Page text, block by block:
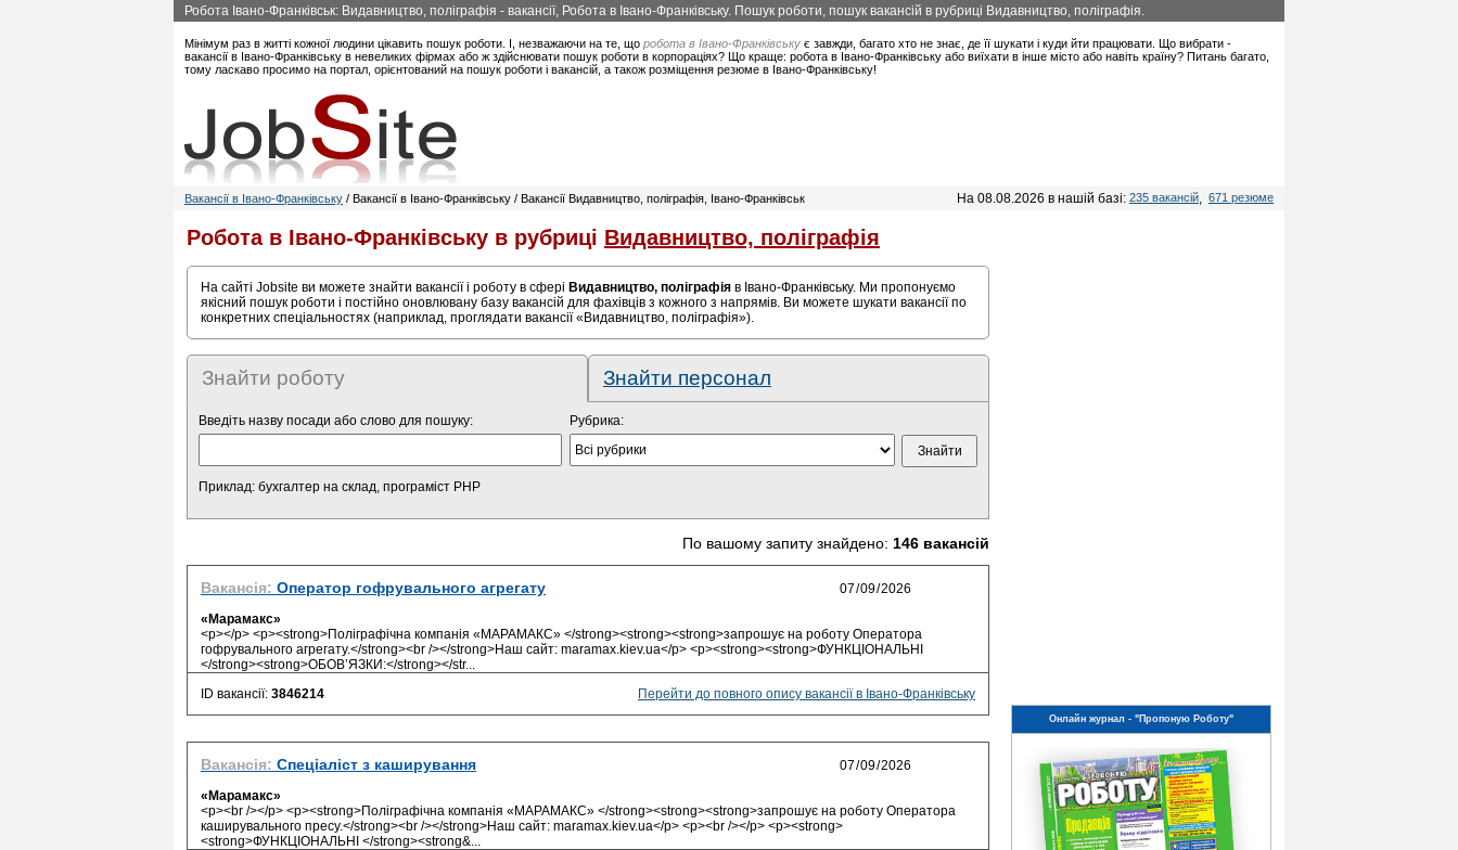
Робота Івано-Франківськ: Видавництво, поліграфія - вакансії, Робота в Івано-Франківську. Пошук роботи, пошук вакансій в рубриці Видавництво, поліграфія.
Мінімум раз в житті кожної людини цікавить пошук роботи. І, незважаючи на те, що робота в Івано-Франківську є завжди, багато хто не знає, де її шукати і куди йти працювати. Що вибрати -
вакансії в Івано-Франківську в невеликих фірмах або ж здійснювати пошук роботи в корпораціях? Що краще: робота в Івано-Франківську або виїхати в інше місто або навіть країну? Питань багато,
тому ласкаво просимо на портал, орієнтований на пошук роботи і вакансій, а також розміщення резюме в Івано-Франківську!
Вакансії в Івано-Франківську / Вакансії в Івано-Франківську / Вакансії Видавництво, поліграфія, Івано-Франківськ На 08.08.2026 в нашій базі: 235 вакансій, 671 резюме
Робота в Івано-Франківську в рубриці Видавництво, поліграфія
На сайті Jobsite ви можете знайти вакансії і роботу в сфері Видавництво, поліграфія в Івано-Франківську. Ми пропонуємо
якісний пошук роботи і постійно оновлювану базу вакансій для фахівців з кожного з напрямів. Ви можете шукати вакансії по
конкретних спеціальностях (наприклад, проглядати вакансії «Видавництво, поліграфія»).
Знайти роботу Знайти персонал
Введіть назву посади або слово для пошуку:
Приклад: бухгалтер на склад, програміст PHP
Рубрика:
По вашому запиту знайдено: 146 вакансій
Вакансія: Оператор гофрувального агрегату
«Марамакс»
<p></p> <p><strong>Поліграфічна компанія «МАРАМАКС» </strong><strong><strong>запрошує на роботу Оператора
гофрувального агрегату.</strong><br /></strong>Наш сайт: maramax.kiev.ua</p> <p><strong><strong>ФУНКЦІОНАЛЬНІ
</strong><strong>ОБОВ’ЯЗКИ:</strong></str...
ID вакансії: 3846214 Перейти до повного опису вакансії в Івано-Франківську
Вакансія: Спеціаліст з каширування
«Марамакс»
<p><br /></p> <p><strong>Поліграфічна компанія «МАРАМАКС» </strong><strong><strong>запрошує на роботу Оператора
каширувального пресу.</strong><br /></strong>Наш сайт: maramax.kiev.ua</p> <p><br /></p> <p><strong>
<strong>ФУНКЦІОНАЛЬНІ </strong><strong&...
Онлайн журнал - "Пропоную Роботу"